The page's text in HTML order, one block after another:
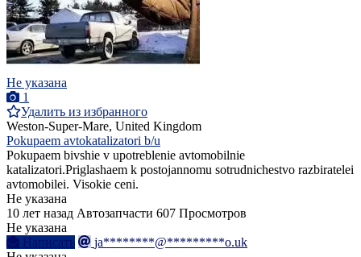
Не указана
1
Удалить из избранного
Weston-Super-Mare, United Kingdom
Pokupaem avtokatalizatori b/u
Pokupaem bivshie v upotreblenie avtomobilnie
katalizatori.Priglashaem k postojannomu sotrudnichestvo razbiratelei
avtomobilei. Visokie ceni.
Не указана
10 лет назад Автозапчасти 607 Просмотров
Не указана
Написать
ja********@*********o.uk